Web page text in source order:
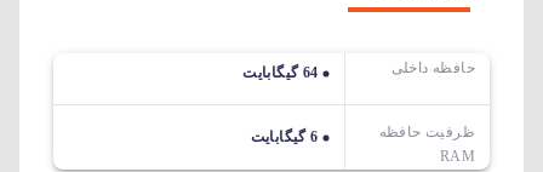
حافظه داخلی 64 گیگابایت
ظرفیت حافظه
RAM
6 گیگابایت